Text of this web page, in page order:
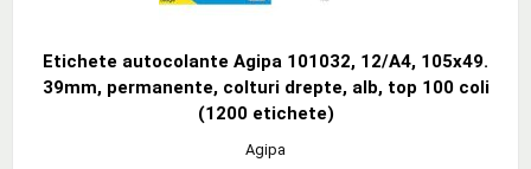
Etichete autocolante Agipa 101032, 12/A4, 105x49.
39mm, permanente, colturi drepte, alb, top 100 coli
(1200 etichete)
Agipa